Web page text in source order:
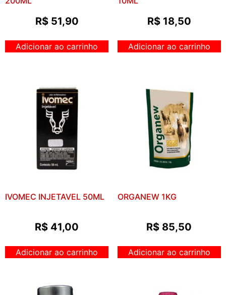
R$51,90
Adicionar ao carrinho
R$18,50
Adicionar ao carrinho
IVOMEC INJETAVEL 50ML
R$ 41,00
Adicionar ao carrinho
ORGANEW 1KG
R$ 85,50
Adicionar ao carrinho